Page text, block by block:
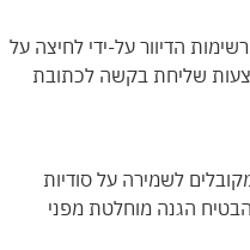
הדיוור על-ידי לחיצה על
שליחת בקשה לכתובת
לשמירה על סודיות
הגנה מוחלטת מפני